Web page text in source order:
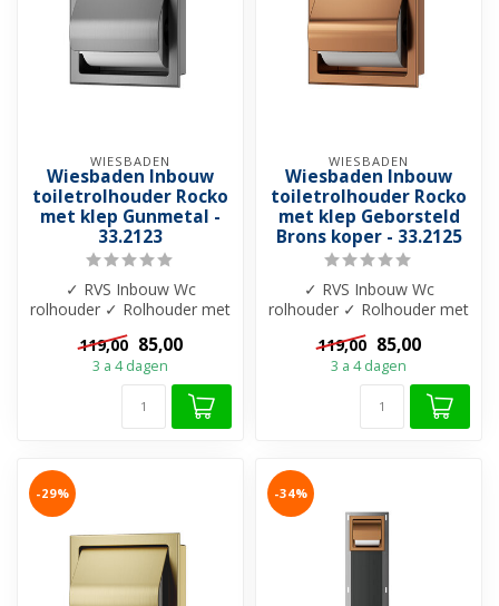
WIESBADEN
Wiesbaden Inbouw
toiletrolhouder Rocko
met klep Gunmetal -
33.2123
✓ RVS Inbouw Wc
rolhouder ✓ Rolhouder met
veer ✓ Verkrijgbaar in 6
kleuren
119,00 85,00
3 a 4 dagen
WIESBADEN
Wiesbaden Inbouw
toiletrolhouder Rocko
met klep Geborsteld
Brons koper - 33.2125
✓ RVS Inbouw Wc
rolhouder ✓ Rolhouder met
veer ✓ Verkrijgbaar in 6
kleuren
119,00 85,00
3 a 4 dagen
-29% -34%